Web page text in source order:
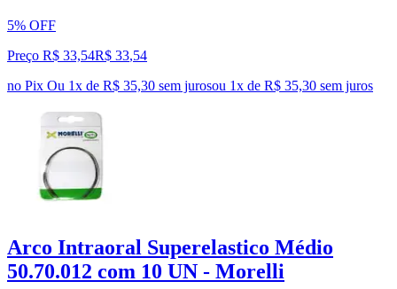
5% OFF
Preço R$ 33,54R$ 33,54
no Pix Ou 1x de R$ 35,30 sem jurosou 1x de R$ 35,30 sem juros
Arco Intraoral Superelastico Médio
50.70.012 com 10 UN - Morelli